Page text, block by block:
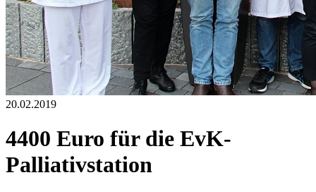
20.02.2019
4400 Euro für die EvK-
Palliativstation